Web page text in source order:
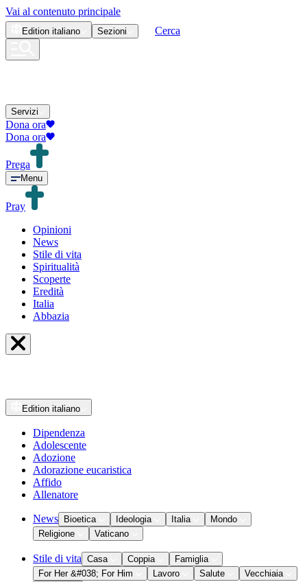
Vai al contenuto principale
Edition italiano Sezioni Cerca
Servizi
Dona ora
Dona ora
Prega
Menu
Pray
Opinioni
News
Stile di vita
Spiritualità
Scoperte
Eredità
Italia
Abbazia
Edition italiano
Dipendenza
Adolescente
Adozione
Adorazione eucaristica
Affido
Allenatore
News Bioetica Ideologia Italia
Mondo
Religione
Vaticano
Stile di vita Casa Coppia
Famiglia
For Her &#038; For Him
Lavoro Salute
Vecchiaia